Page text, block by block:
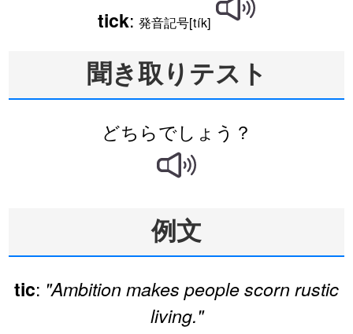
tick: 発音記号[tík]
聞き取りテスト
どちらでしょう？
例文
tic: "Ambition makes people scorn rustic
living."